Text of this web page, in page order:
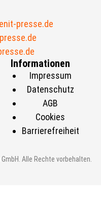
presse.de
Informationen
Impressum
Datenschutz
AGB
Cookies
Barrierefreiheit
Alle Rechte vorbehalten.